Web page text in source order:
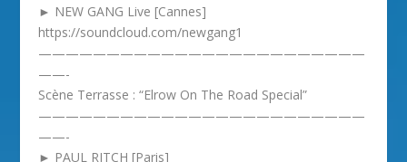
► NEW GANG Live [Cannes]
https://soundcloud.com/newgang1
————————————————————————
——-
Scène Terrasse : “Elrow On The Road Special”
————————————————————————
——-
► PAUL RITCH [Paris]